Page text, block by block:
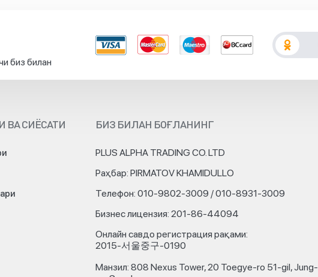
биз билан
ВА СИЁСАТИ БИЗ БИЛАН БОҒЛАНИНГ
PLUS ALPHA TRADING CO. LTD
Раҳбар: PIRMATOV KHAMIDULLO
Телефон: 010-9802-3009 / 010-8931-3009
Бизнес лицензия: 201-86-44094
Онлайн савдо регистрация рақами:
2015-서울중구-0190
Манзил: 808 Nexus Tower, 20 Toegye-ro 51-gil, Jung-